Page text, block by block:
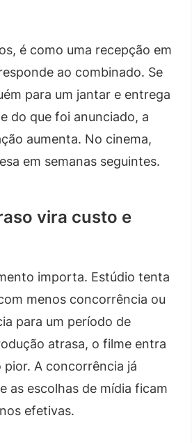
é como uma recepção em
ao combinado. Se
para um jantar e entrega
do que foi anunciado, a
aumenta. No cinema,
em semanas seguintes.
vira custo e
importa. Estúdio tenta
menos concorrência ou
para um período de
atrasa, o filme entra
pior. A concorrência já
as escolhas de mídia ficam
efetivas.